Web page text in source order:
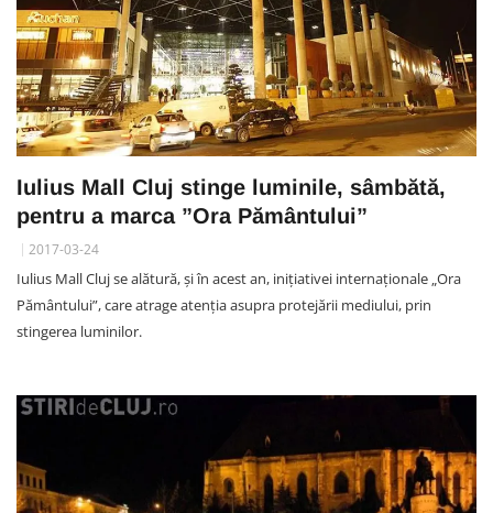
Iulius Mall Cluj stinge luminile, sâmbătă,
pentru a marca ”Ora Pământului”
2017-03-24
Iulius Mall Cluj se alătură, și în acest an, iniţiativei internaţionale „Ora
Pământului”, care atrage atenția asupra protejării mediului, prin
stingerea luminilor.